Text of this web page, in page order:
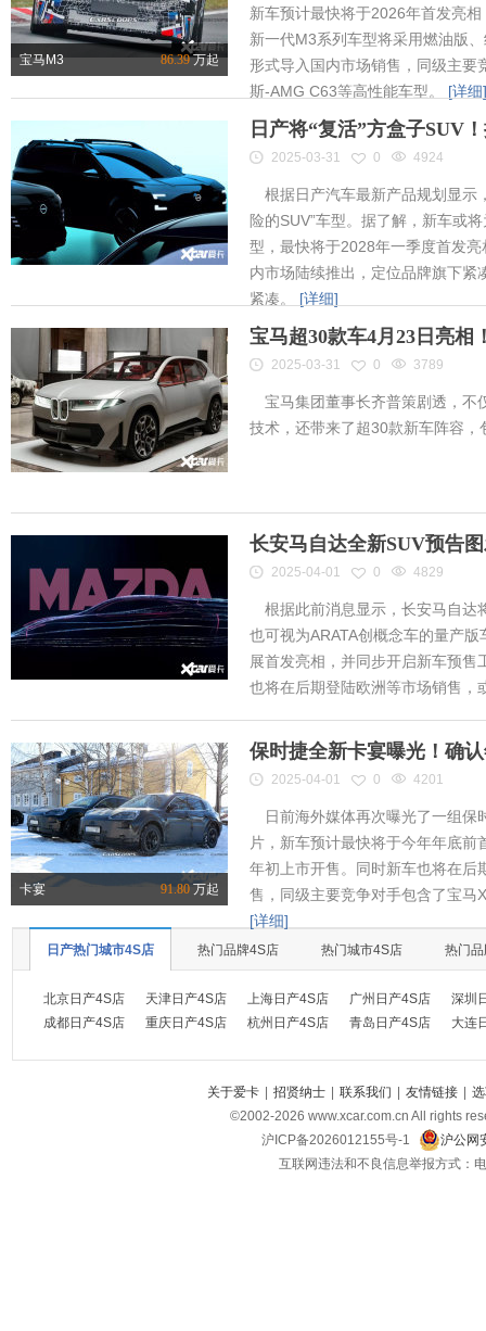
宝马M3 86.39万起
新车预计最快将于2026年首发亮
新一代M3系列车型将采用燃油版
形式导入国内市场销售，同级主要
斯-AMG C63等高性能车型。 [详细]
日产将“复活”方盒子SUV
2025-03-31 0 4924
根据日产汽车最新产品规划显示
险的SUV”车型。据了解，新车或
型，最快将于2028年一季度首发
内市场陆续推出，定位品牌旗下紧
紧凑。 [详细]
宝马超30款车4月23日亮
2025-03-31 0 3789
宝马集团董事长齐普策剧透，不
技术，还带来了超30款新车阵容
长安马自达全新SUV预告
2025-04-01 0 4829
根据此前消息显示，长安马自达
也可视为ARATA创概念车的量产
展首发亮相，并同步开启新车预售
也将在后期登陆欧洲等市场销售，
卡宴 91.80万起
保时捷全新卡宴曝光！确
2025-04-01 0 4201
日前海外媒体再次曝光了一组保
片，新车预计最快将于今年年底
年初上市开售。同时新车也将在后
售，同级主要竞争对手包含了宝马
[详细]
日产热门城市4S店 热门品牌4S店 热门城市4S店 热门
北京日产4S店 天津日产4S店 上海日产4S店 广州日产4S店
深圳
成都日产4S店
重庆日产4S店 杭州日产4S店 青岛日产4S店 大连
关于爱卡 | 招贤纳士 | 联系我们 | 友情链接 |
©2002-2026 www.xcar.com.cn All rights
沪ICP备2026012155号-1
沪公网
互联网违法和不良信息举报方式：